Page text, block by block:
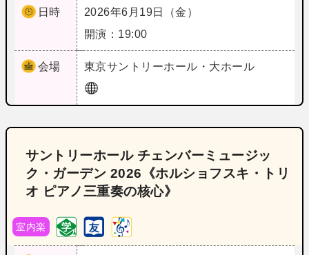
日時
2026年6月19日（金）
開演：19:00
会場 東京サントリーホール・大ホール
サントリーホール チェンバーミュージッ
ク・ガーデン 2026《ホルショフスキ・トリ
オ ピアノ三重奏の核心》
室内楽